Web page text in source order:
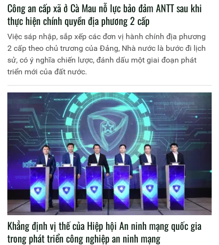
Công an cấp xã ở Cà Mau nỗ lực bảo đảm ANTT sau khi
thực hiện chính quyền địa phương 2 cấp
Việc sáp nhập, sắp xếp các đơn vị hành chính địa phương
2 cấp theo chủ trương của Đảng, Nhà nước là bước đi lịch
sử, có ý nghĩa chiến lược, đánh dấu một giai đoạn phát
triển mới của đất nước.
Khẳng định vị thế của Hiệp hội An ninh mạng quốc gia
trong phát triển công nghiệp an ninh mạng